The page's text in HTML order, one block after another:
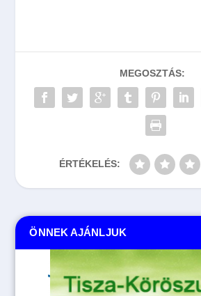
MEGOSZTÁS:
ÉRTÉKELÉS:
ÖNNEK AJÁNLJUK